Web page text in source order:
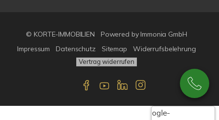
© KORTE-IMMOBILIEN
Powered by Immonia GmbH
Impressum
Datenschutz Sitemap Widerrufsbelehrung
Vertrag widerrufen
Google-